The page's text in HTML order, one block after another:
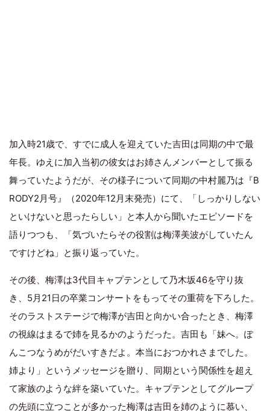
加入時21歳で、すでに成人を迎えていた吉田は同期の中で最
年長。ゆえに加入当初の彼女はお姉さんメンバーとして振る
舞っていたようだが、その様子について同期の中村麗乃は『B
RODY2月号』（2020年12月末発売）にて、「しっかりしない
といけないと思ったらしい」と本人から聞いたエピソードを
語りつつも、「気づいたらその役割は梅澤美波がしていたん
ですけどね」と振り返っていた。
その後、梅澤は3代目キャプテンとして乃木坂46を守り抜
き、5月21日の卒業コンサートをもってその重荷を下ろした。
そのラストステージで梅澤が吉田と向かい合ったとき、梅澤
の視線はまるで姉を見るかのようだった。吉田も「妹へ。ぽ
んこつなうめがだいすきだよ。本当におつかれさまでした。
姉より」というメッセージを贈り、同期という関係性を超え
て家族のような絆を築いていた。キャプテンとしてグループ
の先頭に立つことが多かった梅澤は吉田を姉のように慕い、